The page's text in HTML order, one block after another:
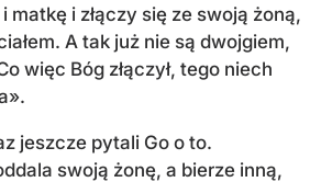
matkę i złączy się ze swoją żoną,
A tak już nie są dwojgiem,
więc Bóg złączył, tego niech
jeszcze pytali Go o to.
swoją żonę, a bierze inną,